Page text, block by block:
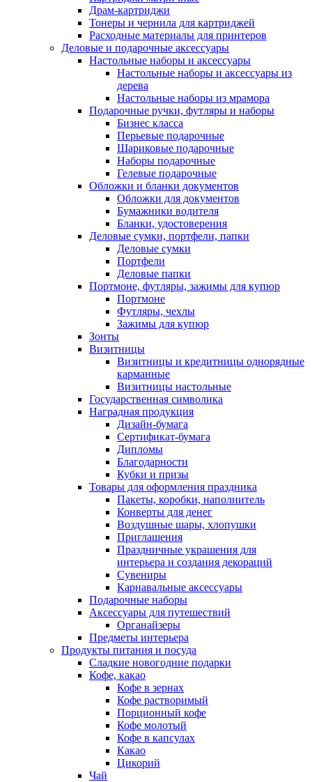
Драм-картриджи
Тонеры и чернила для картриджей
Расходные материалы для принтеров
Деловые и подарочные аксессуары
Настольные наборы и аксессуары
Настольные наборы и аксессуары из
дерева
Настольные наборы из мрамора
Подарочные ручки, футляры и наборы
Бизнес класса
Перьевые подарочные
Шариковые подарочные
Наборы подарочные
Гелевые подарочные
Обложки и бланки документов
Обложки для документов
Бумажники водителя
Бланки, удостоверения
Деловые сумки, портфели, папки
Деловые сумки
Портфели
Деловые папки
Портмоне, футляры, зажимы для купюр
Портмоне
Футляры, чехлы
Зажимы для купюр
Зонты
Визитницы
Визитницы и кредитницы однорядные
карманные
Визитницы настольные
Государственная символика
Наградная продукция
Дизайн-бумага
Сертификат-бумага
Дипломы
Благодарности
Кубки и призы
Товары для оформления праздника
Пакеты, коробки, наполнитель
Конверты для денег
Воздушные шары, хлопушки
Приглашения
Праздничные украшения для
интерьера и создания декораций
Сувениры
Карнавальные аксессуары
Подарочные наборы
Аксессуары для путешествий
Органайзеры
Предметы интерьера
Продукты питания и посуда
Сладкие новогодние подарки
Кофе, какао
Кофе в зернах
Кофе растворимый
Порционный кофе
Кофе молотый
Кофе в капсулах
Какао
Цикорий
Чай